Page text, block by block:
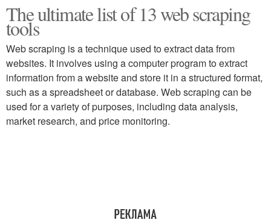
The ultimate list of 13 web scraping
tools
Web scraping is a technique used to extract data from
websites. It involves using a computer program to extract
information from a website and store it in a structured format,
such as a spreadsheet or database. Web scraping can be
used for a variety of purposes, including data analysis,
market research, and price monitoring.